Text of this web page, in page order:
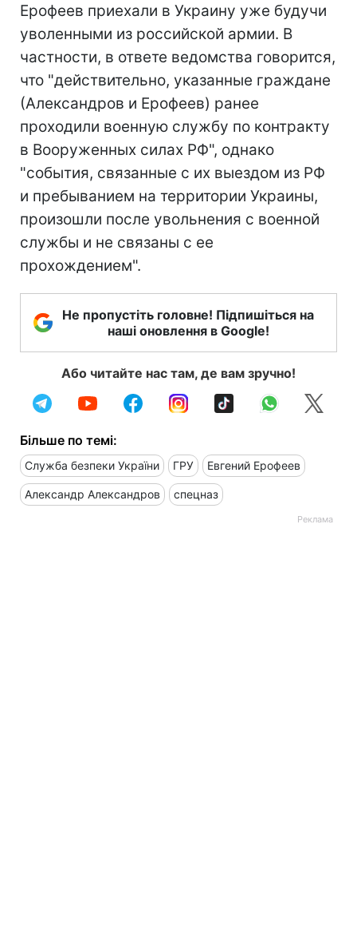
Ерофеев приехали в Украину уже будучи
уволенными из российской армии. В
частности, в ответе ведомства говорится,
что "действительно, указанные граждане
(Александров и Ерофеев) ранее
проходили военную службу по контракту
в Вооруженных силах РФ", однако
"события, связанные с их выездом из РФ
и пребыванием на территории Украины,
произошли после увольнения с военной
службы и не связаны с ее
прохождением".
Не пропустіть головне! Підпишіться на
наші оновлення в Google!
Або читайте нас там, де вам зручно!
Більше по темі:
Служба безпеки України ГРУ Евгений Ерофеев
Александр Александров спецназ